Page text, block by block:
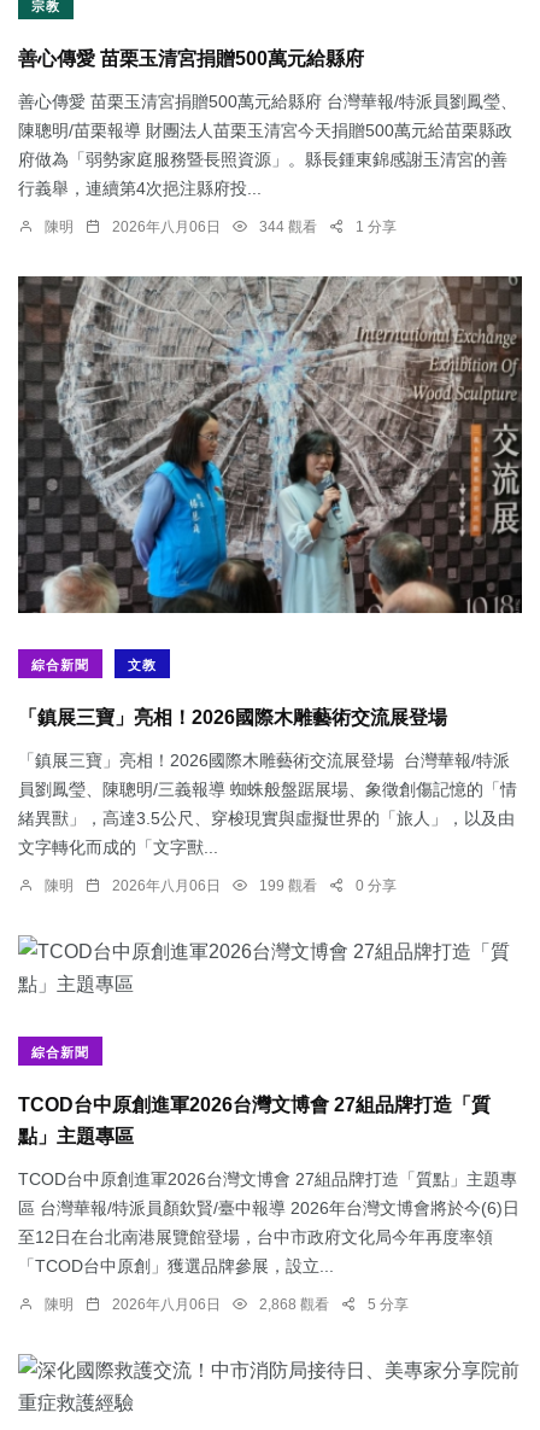
宗教
善心傳愛 苗栗玉清宮捐贈500萬元給縣府
善心傳愛 苗栗玉清宮捐贈500萬元給縣府 台灣華報/特派員劉鳳瑩、
陳聰明/苗栗報導 財團法人苗栗玉清宮今天捐贈500萬元給苗栗縣政
府做為「弱勢家庭服務暨長照資源」。縣長鍾東錦感謝玉清宮的善
行義舉，連續第4次挹注縣府投...
陳明 2026年八月06日 344 觀看 1 分享
綜合新聞 文教
「鎮展三寶」亮相！2026國際木雕藝術交流展登場
「鎮展三寶」亮相！2026國際木雕藝術交流展登場 台灣華報/特派
員劉鳳瑩、陳聰明/三義報導 蜘蛛般盤踞展場、象徵創傷記憶的「情
緒異獸」，高達3.5公尺、穿梭現實與虛擬世界的「旅人」，以及由
文字轉化而成的「文字獸...
陳明 2026年八月06日 199 觀看 0 分享
綜合新聞
TCOD台中原創進軍2026台灣文博會 27組品牌打造「質
點」主題專區
TCOD台中原創進軍2026台灣文博會 27組品牌打造「質點」主題專
區 台灣華報/特派員顏欽賢/臺中報導 2026年台灣文博會將於今(6)日
至12日在台北南港展覽館登場，台中市政府文化局今年再度率領
「TCOD台中原創」獲選品牌參展，設立...
陳明 2026年八月06日 2,868 觀看 5 分享